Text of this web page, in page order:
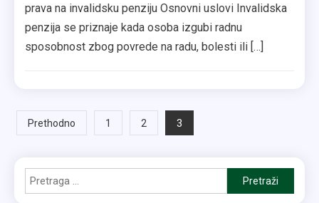
prava na invalidsku penziju Osnovni uslovi Invalidska
penzija se priznaje kada osoba izgubi radnu
sposobnost zbog povrede na radu, bolesti ili […]
Paginacija
Prethodno 1 2 3
Pretraga
za: